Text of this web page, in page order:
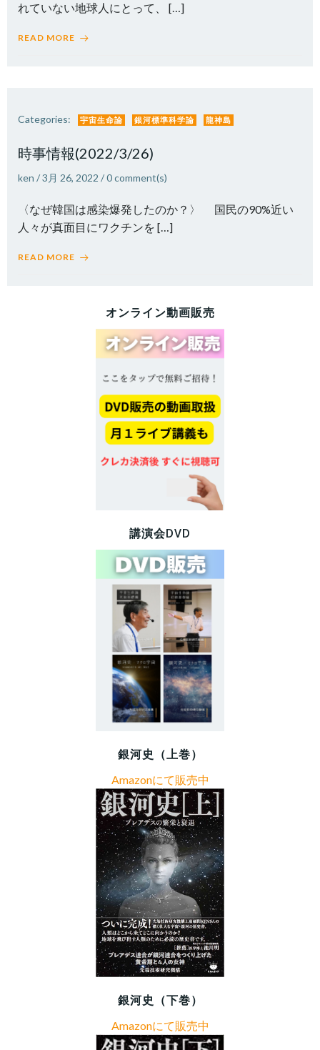
れていない地球人にとって、 […]
READ MORE
Categories: 宇宙生命論 銀河標準科学論 龍神島
時事情報(2022/3/26)
ken /3月 26, 2022 /0comment(s)
〈なぜ韓国は感染爆発したのか？〉 国民の90%近い
人々が真面目にワクチンを […]
READ MORE
オンライン動画販売
講演会DVD
銀河史（上巻）
Amazonにて販売中
銀河史（下巻）
Amazonにて販売中